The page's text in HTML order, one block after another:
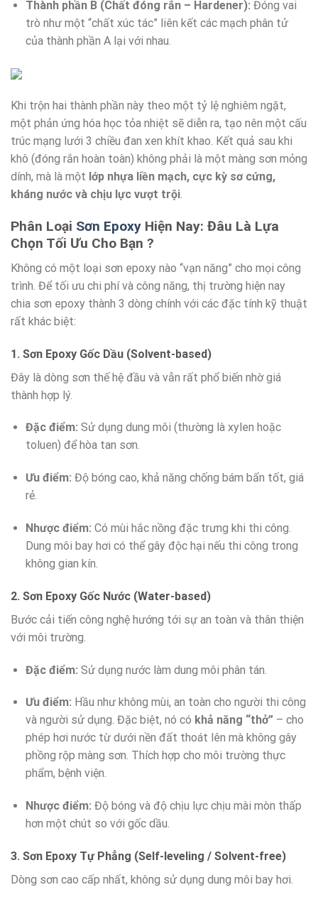
Thành phần B (Chất đóng rắn – Hardener): Đóng vai
trò như một “chất xúc tác” liên kết các mạch phân tử
của thành phần A lại với nhau.
Khi trộn hai thành phần này theo một tỷ lệ nghiêm ngặt,
một phản ứng hóa học tỏa nhiệt sẽ diễn ra, tạo nên một cấu
trúc mạng lưới 3 chiều đan xen khít khao. Kết quả sau khi
khô (đóng rắn hoàn toàn) không phải là một màng sơn mỏng
dính, mà là một lớp nhựa liền mạch, cực kỳ sơ cứng,
kháng nước và chịu lực vượt trội.
Phân Loại Sơn Epoxy Hiện Nay: Đâu Là Lựa
Chọn Tối Ưu Cho Bạn ?
Không có một loại sơn epoxy nào “vạn năng” cho mọi công
trình. Để tối ưu chi phí và công năng, thị trường hiện nay
chia sơn epoxy thành 3 dòng chính với các đặc tính kỹ thuật
rất khác biệt:
1. Sơn Epoxy Gốc Dầu (Solvent-based)
Đây là dòng sơn thế hệ đầu và vẫn rất phổ biến nhờ giá
thành hợp lý.
Đặc điểm: Sử dụng dung môi (thường là xylen hoặc
toluen) để hòa tan sơn.
Ưu điểm: Độ bóng cao, khả năng chống bám bẩn tốt, giá
rẻ.
Nhược điểm: Có mùi hắc nồng đặc trưng khi thi công.
Dung môi bay hơi có thể gây độc hại nếu thi công trong
không gian kín.
2. Sơn Epoxy Gốc Nước (Water-based)
Bước cải tiến công nghệ hướng tới sự an toàn và thân thiện
với môi trường.
Đặc điểm: Sử dụng nước làm dung môi phân tán.
Ưu điểm: Hầu như không mùi, an toàn cho người thi công
và người sử dụng. Đặc biệt, nó có khả năng “thở”– cho
phép hơi nước từ dưới nền đất thoát lên mà không gây
phồng rộp màng sơn. Thích hợp cho môi trường thực
phẩm, bệnh viện.
Nhược điểm: Độ bóng và độ chịu lực chịu mài mòn thấp
hơn một chút so với gốc dầu.
3. Sơn Epoxy Tự Phẳng (Self-leveling / Solvent-free)
Dòng sơn cao cấp nhất, không sử dụng dung môi bay hơi.